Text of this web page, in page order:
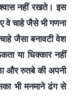
नहीं रखते। इस
वे चाहे जैसे भी गणना
जैसा बनावटी वेश
या धिक्कार नहीं
और रुतबे की अपनी
भी मनमाने ढंग से